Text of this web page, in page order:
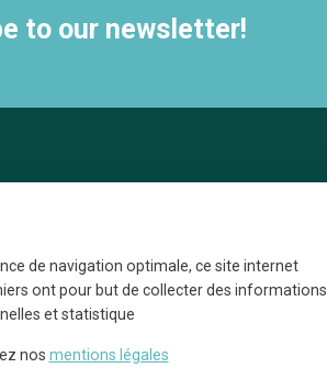
to our newsletter!
Bruxelles pour
de la Ville
de navigation optimale, ce site internet
ont pour but de collecter des informations
et statistique
nos mentions légales